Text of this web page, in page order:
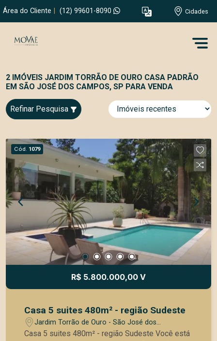
Área do Cliente (12) 99601-8090 Cidades
2 IMÓVEIS JARDIM TORRÃO DE OURO CASA PADRÃO
EM SÃO JOSÉ DOS CAMPOS, SP PARA VENDA
Refinar Pesquisa
Cód. 1079
R$ 5.800.000,00 V
Casa 5 suites 480m² - região Sudeste
Jardim Torrão de Ouro - São José dos
Campos/SP
Casa 5 suites 480m² - região Sudeste Você está